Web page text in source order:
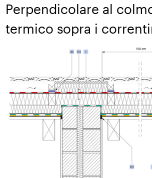
Perpendicolare al
termico sopra i